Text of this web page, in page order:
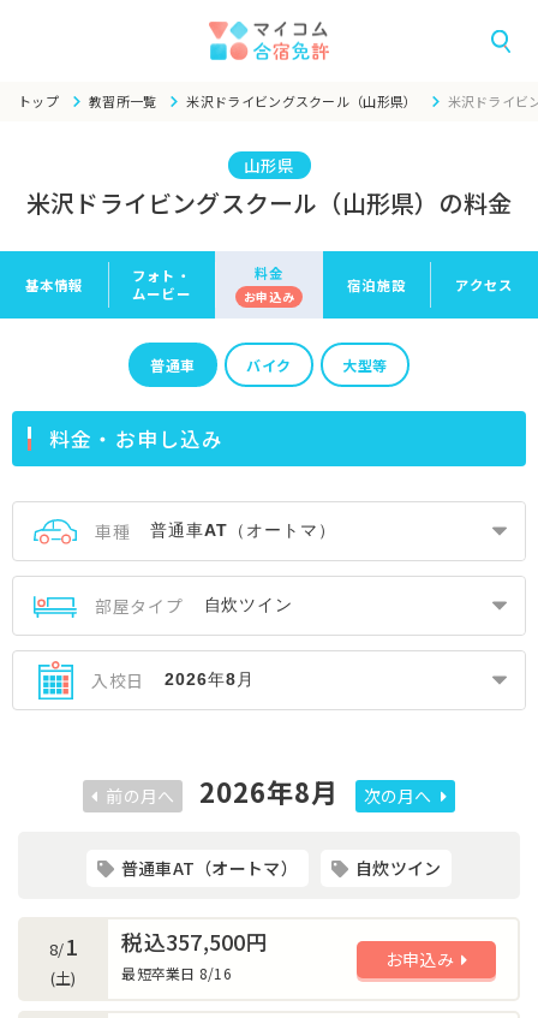
トップ 教習所一覧 米沢ドライビングスクール（山形県） 米沢ドライビ
山形県
米沢ドライビングスクール（山形県）の料金
基本情報
フォト・
ムービー
料金
お申込み
宿泊施設 アクセス
普通車 バイク 大型等
料金・お申し込み
車種
部屋タイプ
入校日
前の月へ 2026年8月 次の月へ
普通車AT（オートマ） 自炊ツイン
8/1
(土)
税込357,500円
最短卒業日 8/16
お申込み